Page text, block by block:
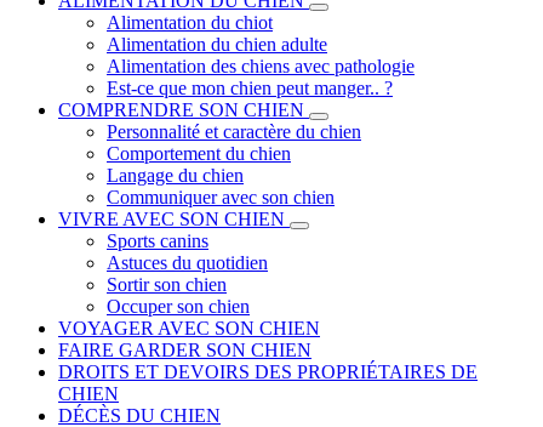
Alimentation du chiot
Alimentation du chien adulte
Alimentation des chiens avec pathologie
Est-ce que mon chien peut manger.. ?
COMPRENDRE SON CHIEN
Personnalité et caractère du chien
Comportement du chien
Langage du chien
Communiquer avec son chien
VIVRE AVEC SON CHIEN
Sports canins
Astuces du quotidien
Sortir son chien
Occuper son chien
VOYAGER AVEC SON CHIEN
FAIRE GARDER SON CHIEN
DROITS ET DEVOIRS DES PROPRIÉTAIRES DE
CHIEN
DÉCÈS DU CHIEN